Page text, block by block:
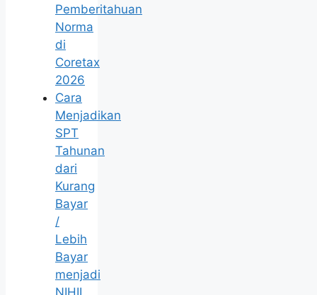
Pemberitahuan
Norma
di
Coretax
2026
Cara
Menjadikan
SPT
Tahunan
dari
Kurang
Bayar
/
Lebih
Bayar
menjadi